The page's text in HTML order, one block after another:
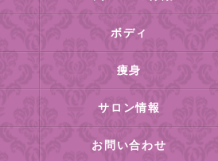
ボディ
痩身
サロン情報
お問い合わせ